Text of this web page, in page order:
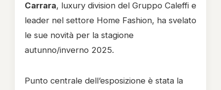
Carrara, luxury division del Gruppo Caleffi e
leader nel settore Home Fashion, ha svelato
le sue novità per la stagione
autunno/inverno 2025.
Punto centrale dell’esposizione è stata la